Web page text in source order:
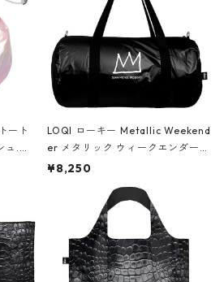
ート
ュ.ル
スピ
LOQI ローキー Metallic Weekend
er メタリック ウィークエンダー
ボストンバッグ ショルダーバッグ
Black ジャン=ミッシェル・バスキ
ア/クラウン ブラック
¥8,250